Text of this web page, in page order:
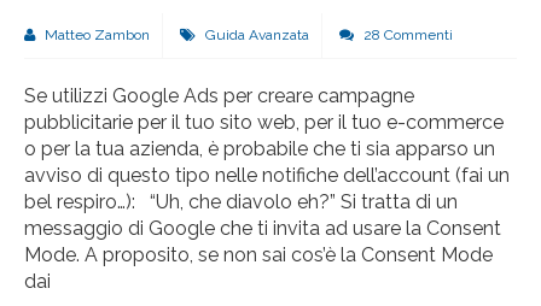
Matteo Zambon Guida Avanzata 28 Commenti
Se utilizzi Google Ads per creare campagne
pubblicitarie per il tuo sito web, per il tuo e-commerce
o per la tua azienda, è probabile che ti sia apparso un
avviso di questo tipo nelle notifiche dell’account (fai un
bel respiro…): “Uh, che diavolo eh?” Si tratta di un
messaggio di Google che ti invita ad usare la Consent
Mode. A proposito, se non sai cos’è la Consent Mode
dai